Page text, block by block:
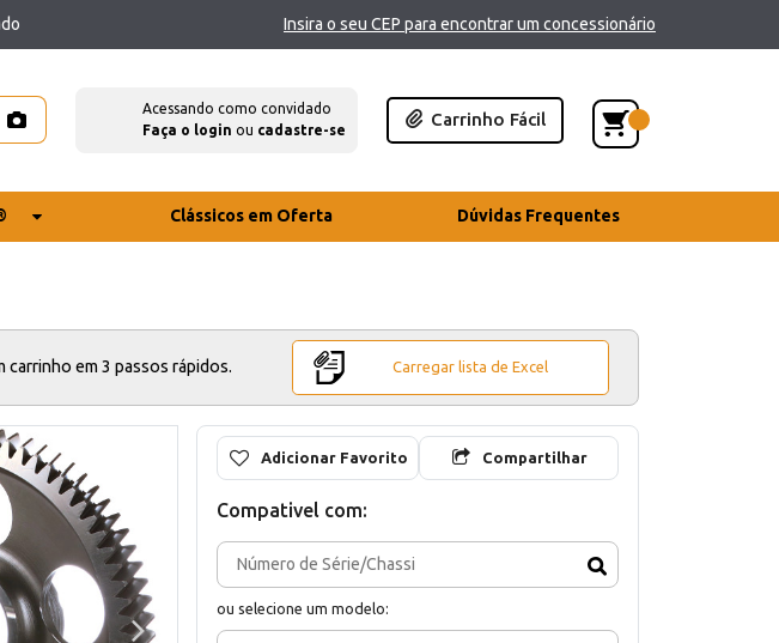
Insira o seu CEP para encontrar um concessionário
Acessando como convidado
Faça o login ou cadastre-se
Carrinho Fácil
Clássicos em Oferta Dúvidas Frequentes
carrinho em 3 passos rápidos. Carregar lista de Excel
Adicionar Favorito Compartilhar
Compativel com:
ou selecione um modelo: